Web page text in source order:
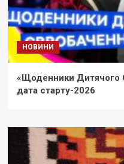
НОВИНИ
«Щоденники Дитячого
дата старту-2026